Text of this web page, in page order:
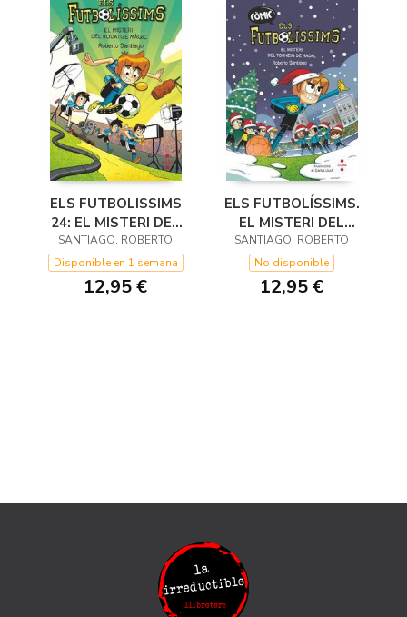
ELS FUTBOLISSIMS
24: EL MISTERI DEL
RODATGE MÀGIC
SANTIAGO, ROBERTO
Disponible en 1 semana
12,95 €
ELS FUTBOLÍSSIMS.
EL MISTERI DEL
TORNEIG DE NADAL
SANTIAGO, ROBERTO
No disponible
12,95 €